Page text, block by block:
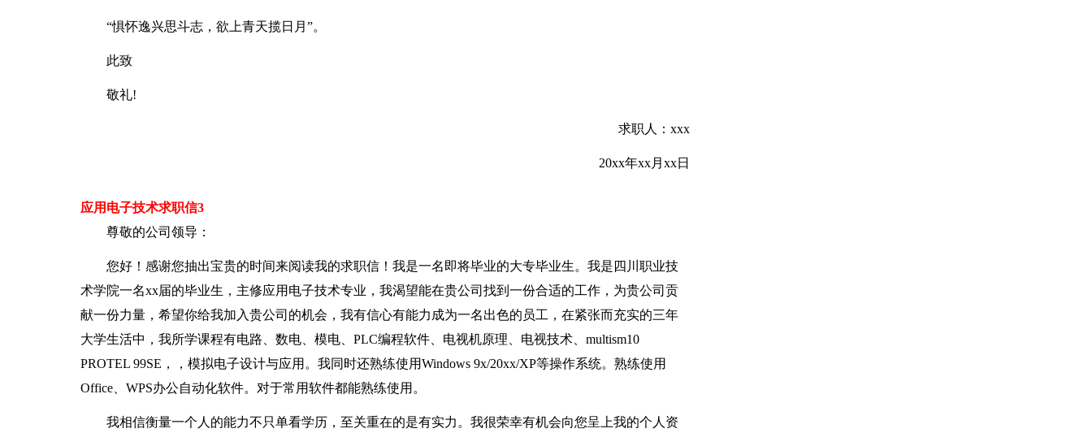
“惧怀逸兴思斗志，欲上青天揽日月”。
此致
敬礼!
求职人：xxx
20xx年xx月xx日
应用电子技术求职信3
尊敬的公司领导：
您好！感谢您抽出宝贵的时间来阅读我的求职信！我是一名即将毕业的大专毕业生。我是四川职业技
术学院一名xx届的毕业生，主修应用电子技术专业，我渴望能在贵公司找到一份合适的工作，为贵公司贡
献一份力量，希望你给我加入贵公司的机会，我有信心有能力成为一名出色的员工，在紧张而充实的三年
大学生活中，我所学课程有电路、数电、模电、PLC编程软件、电视机原理、电视技术、multism10
PROTEL 99SE，，模拟电子设计与应用。我同时还熟练使用Windows 9x/20xx/XP等操作系统。熟练使用
Office、WPS办公自动化软件。对于常用软件都能熟练使用。
我相信衡量一个人的能力不只单看学历，至关重在的是有实力。我很荣幸有机会向您呈上我的个人资